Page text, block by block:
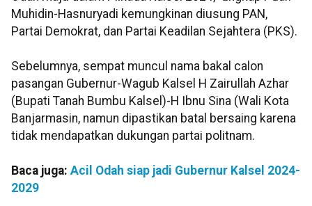
Muhidin-Hasnuryadi kemungkinan diusung PAN,
Partai Demokrat, dan Partai Keadilan Sejahtera (PKS).
Sebelumnya, sempat muncul nama bakal calon
pasangan Gubernur-Wagub Kalsel H Zairullah Azhar
(Bupati Tanah Bumbu Kalsel)-H Ibnu Sina (Wali Kota
Banjarmasin, namun dipastikan batal bersaing karena
tidak mendapatkan dukungan partai politnam.
Baca juga: Acil Odah siap jadi Gubernur Kalsel 2024-
2029